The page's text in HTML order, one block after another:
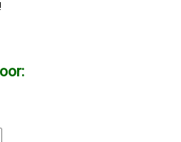
Oktober: Ontbijt &